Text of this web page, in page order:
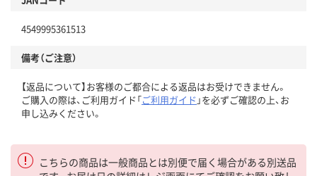
4549995361513
備考（ご注意）
【返品について】お客様のご都合による返品はお受けできません。
ご購入の際は、ご利用ガイド「ご利用ガイド 」を必ずご確認の上、お
申し込みください。
こちらの商品は一般商品とは別便で届く場合がある別送品